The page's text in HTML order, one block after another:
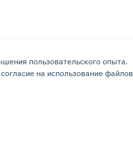
пользовательского опыта.
на использование